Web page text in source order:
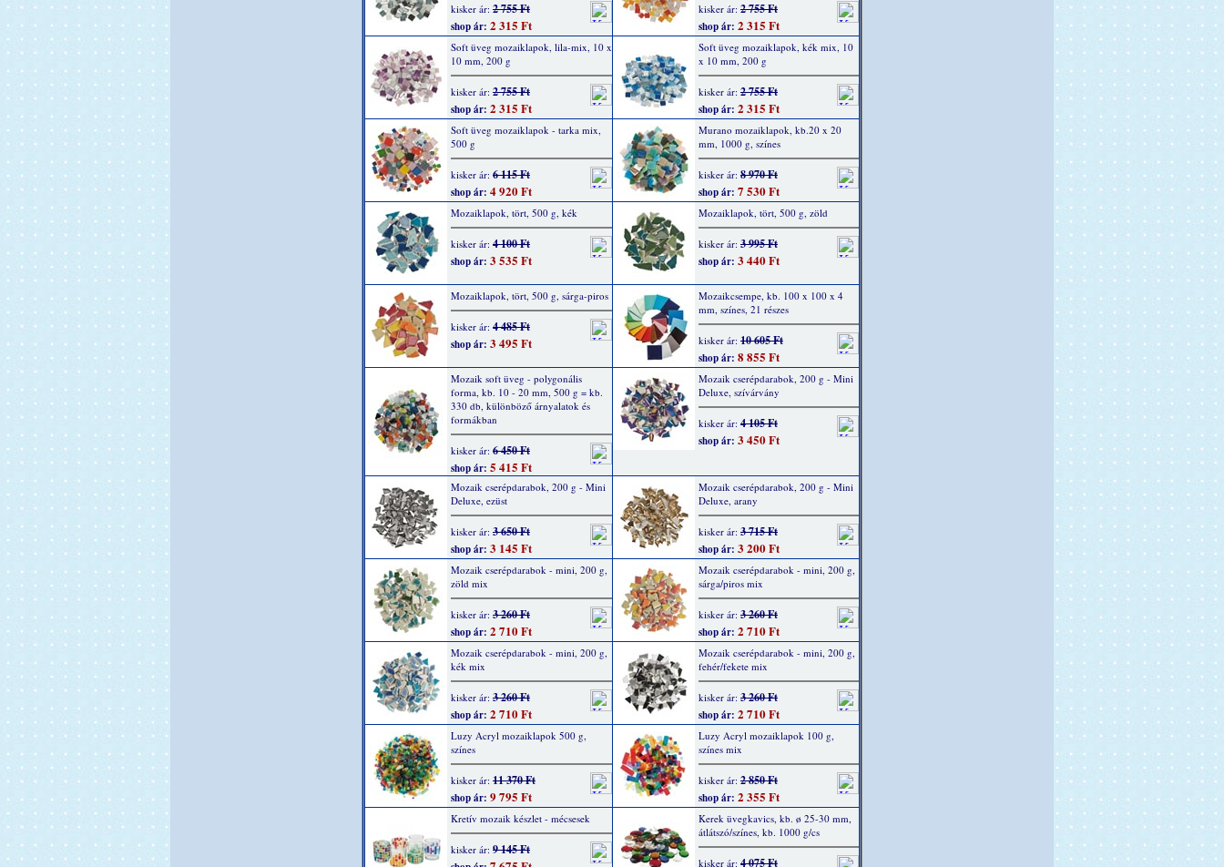
kisker ár: 2 755 Ft
shop ár: 2 315 Ft
kisker ár: 2 755 Ft
shop ár: 2 315 Ft
Soft üveg mozaiklapok, lila-mix, 10 x
10 mm, 200 g
kisker ár: 2 755 Ft
shop ár: 2 315 Ft
Soft üveg mozaiklapok, kék mix, 10
x 10 mm, 200 g
kisker ár: 2 755 Ft
shop ár: 2 315 Ft
Soft üveg mozaiklapok - tarka mix,
500 g
kisker ár: 6 115 Ft
shop ár: 4 920 Ft
Murano mozaiklapok, kb.20 x 20
mm, 1000 g, színes
kisker ár: 8 970 Ft
shop ár: 7 530 Ft
Mozaiklapok, tört, 500 g, kék
kisker ár: 4 100 Ft
shop ár: 3 535 Ft
Mozaiklapok, tört, 500 g, zöld
kisker ár: 3 995 Ft
shop ár: 3 440 Ft
Mozaiklapok, tört, 500 g, sárga-piros
kisker ár: 4 485 Ft
shop ár: 3 495 Ft
Mozaikcsempe, kb. 100 x 100 x 4
mm, színes, 21 részes
kisker ár: 10 605 Ft
shop ár: 8 855 Ft
Mozaik soft üveg - polygonális
forma, kb. 10 - 20 mm, 500 g = kb.
330 db, különböző árnyalatok és
formákban
kisker ár: 6 450 Ft
shop ár: 5 415 Ft
Mozaik cserépdarabok, 200 g - Mini
Deluxe, szívárvány
kisker ár: 4 105 Ft
shop ár: 3 450 Ft
Mozaik cserépdarabok, 200 g - Mini
Deluxe, ezüst
kisker ár: 3 650 Ft
shop ár: 3 145 Ft
Mozaik cserépdarabok, 200 g - Mini
Deluxe, arany
kisker ár: 3 715 Ft
shop ár: 3 200 Ft
Mozaik cserépdarabok - mini, 200 g,
zöld mix
kisker ár: 3 260 Ft
shop ár: 2 710 Ft
Mozaik cserépdarabok - mini, 200 g,
sárga/piros mix
kisker ár: 3 260 Ft
shop ár: 2 710 Ft
Mozaik cserépdarabok - mini, 200 g,
kék mix
kisker ár: 3 260 Ft
shop ár: 2 710 Ft
Mozaik cserépdarabok - mini, 200 g,
fehér/fekete mix
kisker ár: 3 260 Ft
shop ár: 2 710 Ft
Luzy Acryl mozaiklapok 500 g,
színes
kisker ár: 11 370 Ft
shop ár: 9 795 Ft
Luzy Acryl mozaiklapok 100 g,
színes mix
kisker ár: 2 850 Ft
shop ár: 2 355 Ft
Kretív mozaik készlet - mécsesek
kisker ár: 9 145 Ft
Kerek üvegkavics, kb. ø 25-30 mm,
átlátszó/színes, kb. 1000 g/cs
kisker ár: 4 075 Ft